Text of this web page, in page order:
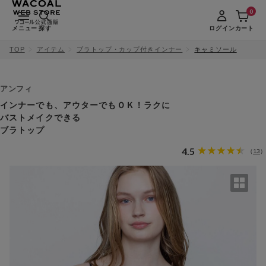
メニュー 探す ログインカート
0
TOP アイテム ブラトップ・カップ付きインナー キャミソール
アンフィ
インナーでも、アウターでもＯＫ！ラクに
バストメイクできる
ブラトップ
4.5 （ 13 ）